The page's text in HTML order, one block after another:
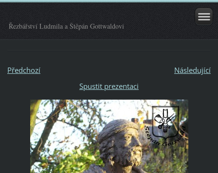
Řezbářství Ludmila a Štěpán Gottwaldovi
Předchozí
Následující
Spustit prezentaci